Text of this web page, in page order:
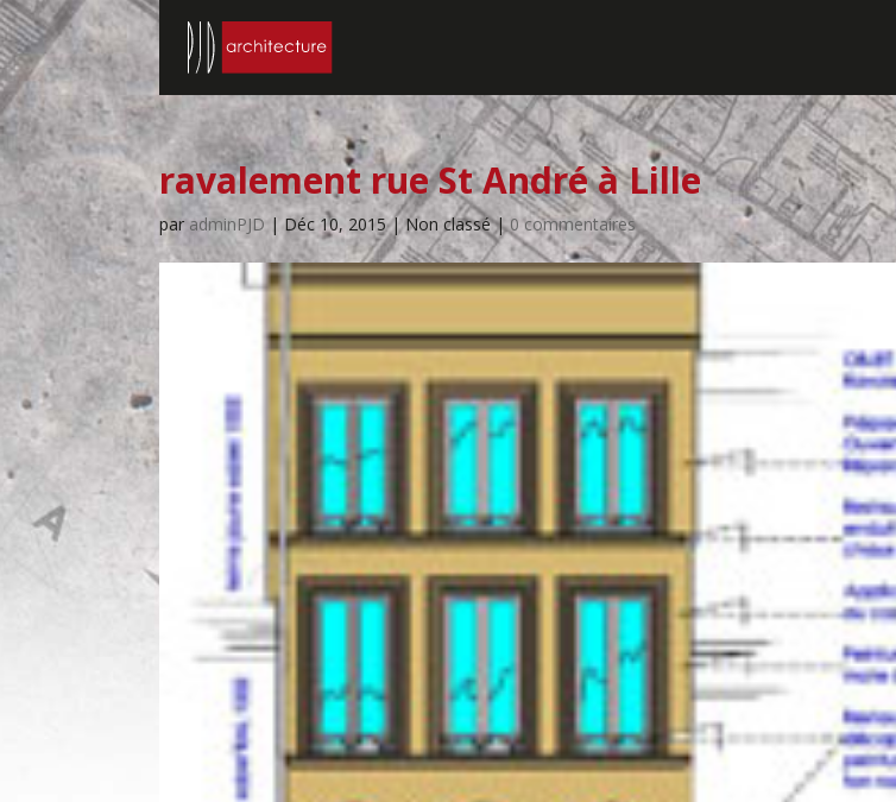
ravalement rue St André à Lille
paradminPJD|Déc 10, 2015| Non classé |0 commentaires